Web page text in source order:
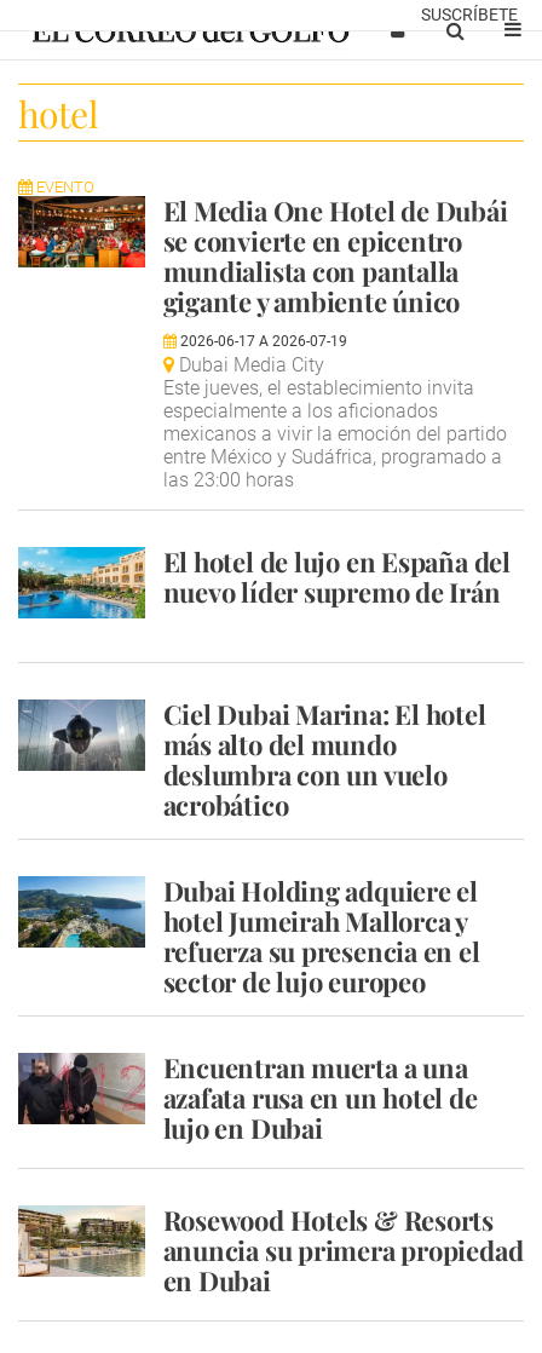
SUSCRÍBETE
hotel
EVENTO
El Media One Hotel de Dubái
se convierte en epicentro
mundialista con pantalla
gigante y ambiente único
2026-06-17A 2026-07-19
Dubai Media City
Este jueves, el establecimiento invita
especialmente a los aficionados
mexicanos a vivir la emoción del partido
entre México y Sudáfrica, programado a
las 23:00 horas
El hotel de lujo en España del
nuevo líder supremo de Irán
Ciel Dubai Marina: El hotel
más alto del mundo
deslumbra con un vuelo
acrobático
Dubai Holding adquiere el
hotel Jumeirah Mallorca y
refuerza su presencia en el
sector de lujo europeo
Encuentran muerta a una
azafata rusa en un hotel de
lujo en Dubai
Rosewood Hotels & Resorts
anuncia su primera propiedad
en Dubai